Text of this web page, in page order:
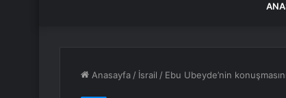
Anasayfa / İsrail / Ebu Ubeyde’nin